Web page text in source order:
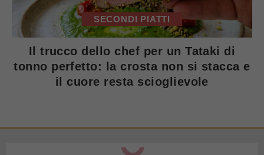
SECONDI PIATTI
Il trucco dello chef per un Tataki di
tonno perfetto: la crosta non si stacca e
il cuore resta scioglievole